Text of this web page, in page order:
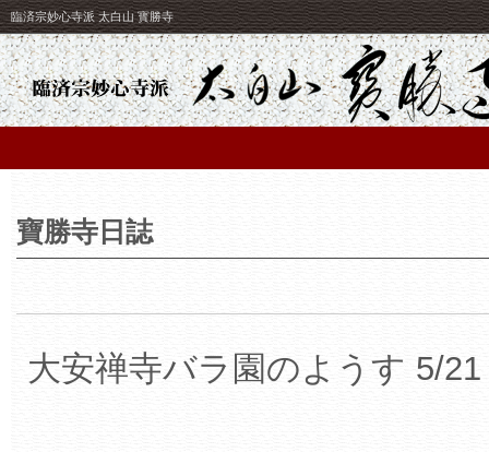
臨済宗妙心寺派 太白山 寳勝寺
寶勝寺日誌
大安禅寺バラ園のようす 5/21